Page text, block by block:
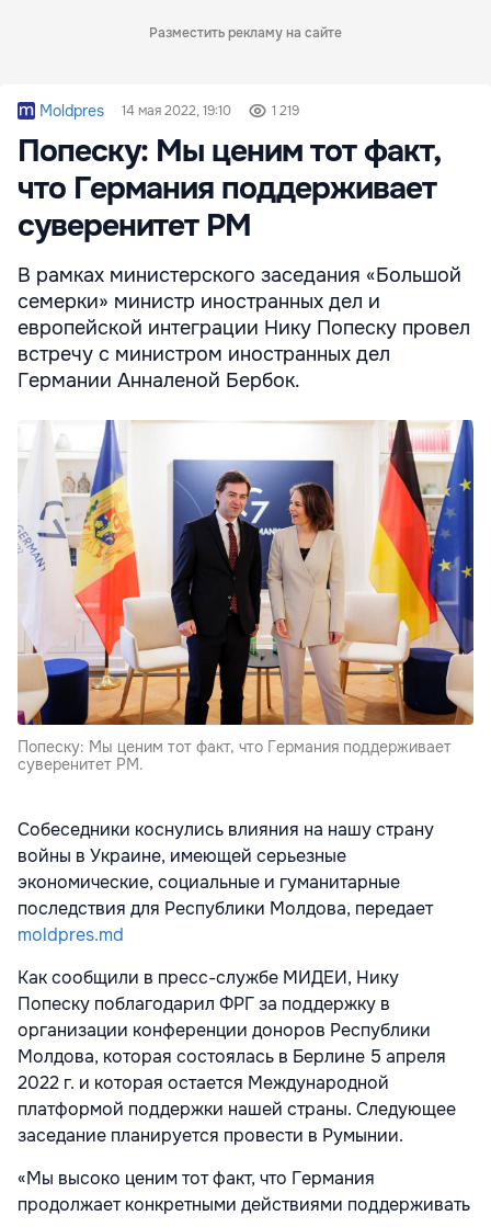
Разместить рекламу на сайте
Moldpres 14 мая 2022, 19:10 1 219
Попеску: Мы ценим тот факт,
что Германия поддерживает
суверенитет РМ
В рамках министерского заседания «Большой
семерки» министр иностранных дел и
европейской интеграции Нику Попеску провел
встречу с министром иностранных дел
Германии Анналеной Бербок.
Попеску: Мы ценим тот факт, что Германия поддерживает
суверенитет РМ.
Собеседники коснулись влияния на нашу страну
войны в Украине, имеющей серьезные
экономические, социальные и гуманитарные
последствия для Республики Молдова, передает
moldpres.md
Как сообщили в пресс-службе МИДЕИ, Нику
Попеску поблагодарил ФРГ за поддержку в
организации конференции доноров Республики
Молдова, которая состоялась в Берлине 5 апреля
2022 г. и которая остается Международной
платформой поддержки нашей страны. Следующее
заседание планируется провести в Румынии.
«Мы высоко ценим тот факт, что Германия
продолжает конкретными действиями поддерживать